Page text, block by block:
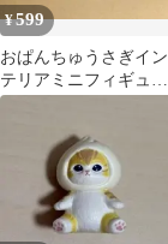
¥599
おぱんちゅうさぎイン
テリアミニフィギュア
+ステッカー２枚